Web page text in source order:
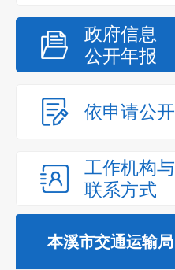
政府信息
公开年报
依申请公开
工作机构与
联系方式
本溪市交通运输局